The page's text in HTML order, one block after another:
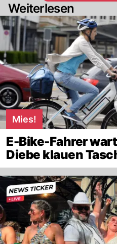
Weiterlesen
Mies!
E-Bike-Fahrer
Diebe klauen